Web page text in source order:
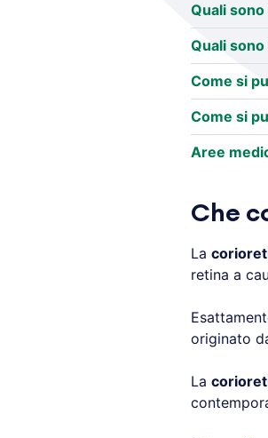
Quali
Quali
Come si
Come si
Aree
Che
La
retina a
originato
La